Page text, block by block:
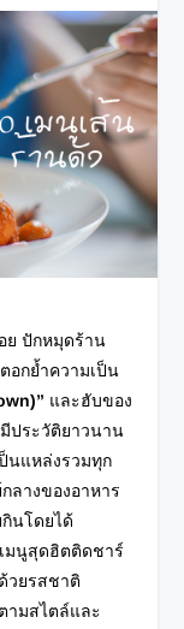
ปักหมุดร้าน
ตอกย้ำความเป็น
และฮับของ
มีประวัติยาวนาน
นแหล่งรวมทุก
ลางของอาหาร
นโดยได้
มนูสุดฮิตติดชาร์
วยรสชาติ
ามสไตล์และ